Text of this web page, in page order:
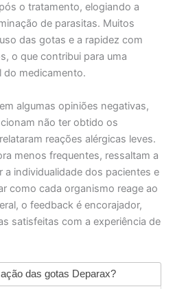
o tratamento, elogiando a
de parasitas. Muitos
das gotas e a rapidez com
o que contribui para uma
do medicamento.
algumas opiniões negativas,
não ter obtido os
reações alérgicas leves.
menos frequentes, ressaltam a
a individualidade dos pacientes e
como cada organismo reage ao
o feedback é encorajador,
satisfeitas com a experiência de
das gotas Deparax?